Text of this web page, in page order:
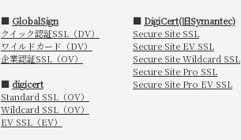
■ GlobalSign ■ DigiCert(旧Symantec)
クイック認証SSL（DV）
Secure Site SSL
ワイルドカード（DV）
Secure Site EV SSL
企業認証SSL（OV）
Secure Site Wildcard SSL
Secure Site Pro SSL
■ digicert
Secure Site Pro EV SSL
Standard SSL（OV）
Wildcard SSL（OV）
EV SSL（EV）